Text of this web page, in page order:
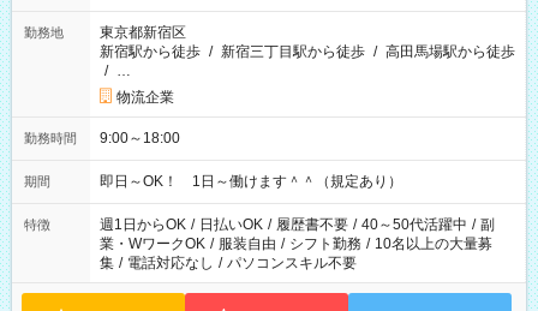
勤務地
東京都新宿区
新宿駅から徒歩 / 新宿三丁目駅から徒歩 / 高田馬場駅から徒歩
/ …
物流企業
勤務時間 9:00～18:00
期間 即日～OK！ 1日～働けます＾＾（規定あり）
特徴 週1日からOK / 日払いOK / 履歴書不要 / 40～50代活躍中 / 副
業・WワークOK / 服装自由 / シフト勤務 / 10名以上の大量募
集 / 電話対応なし / パソコンスキル不要